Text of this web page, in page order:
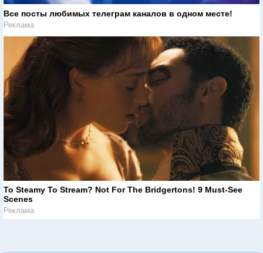
Все посты любимых телеграм каналов в одном месте!
Реклама
To Steamy To Stream? Not For The Bridgertons! 9 Must-See
Scenes
Реклама